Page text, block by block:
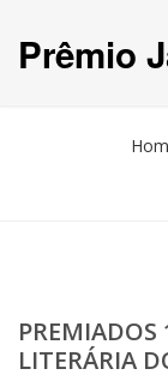
Prêmio
PREMIADOS
LITERÁRIA